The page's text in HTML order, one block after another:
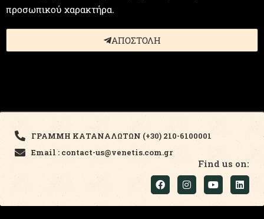
προσωπικού χαρακτήρα.
ΑΠΟΣΤΟΛΗ
ΓΡΑΜΜΗ ΚΑΤΑΝΑΛΩΤΩΝ (+30) 210-6100001
Email : contact-us@venetis.com.gr
Find us on: